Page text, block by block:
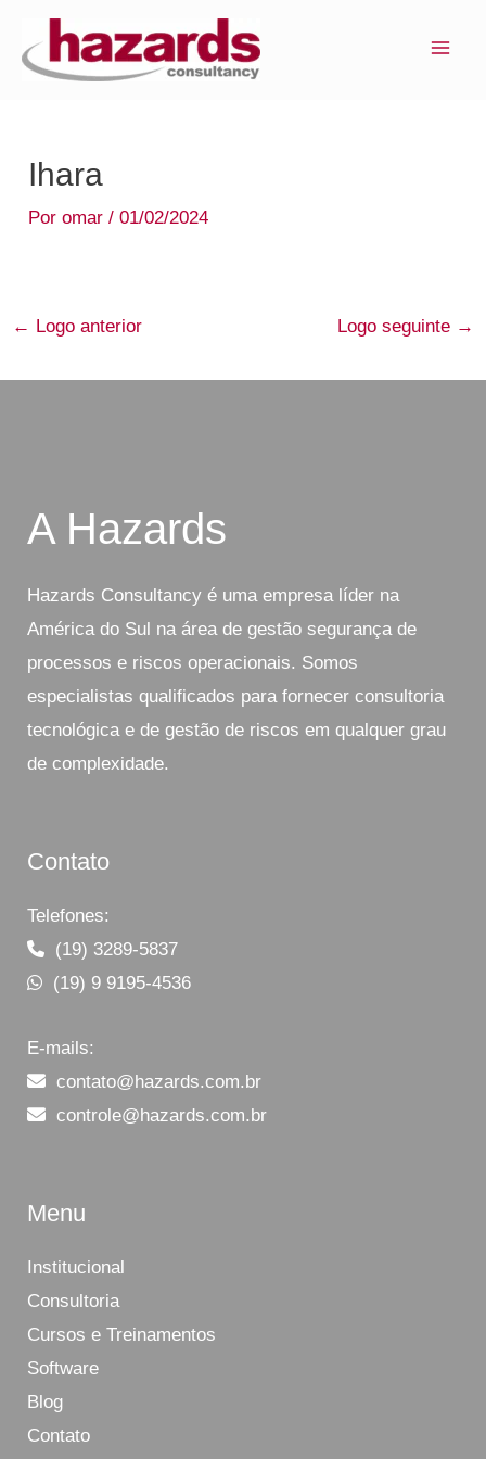
para
Ihara
Poromar/01/02/2024
← Logo anterior Logo seguinte →
A Hazards
Hazards Consultancy é uma empresa líder na
América do Sul na área de gestão segurança de
processos e riscos operacionais. Somos
especialistas qualificados para fornecer consultoria
tecnológica e de gestão de riscos em qualquer grau
de complexidade.
Contato
Telefones:
(19) 3289-5837
(19) 9 9195-4536
E-mails:
contato@hazards.com.br
controle@hazards.com.br
Menu
Institucional
Consultoria
Cursos e Treinamentos
Software
Blog
Contato